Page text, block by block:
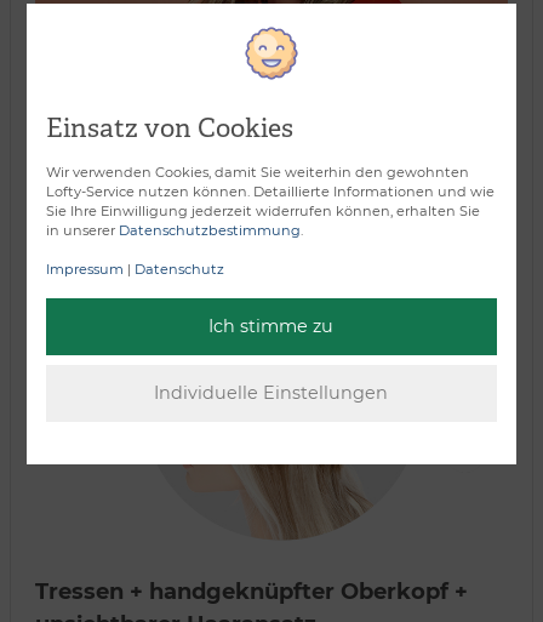
Verarbeitungsart:
Tressen + handgeknüpfter Oberkopf +
Einsatz von Cookies
Wir verwenden Cookies, damit Sie weiterhin den gewohnten
Lofty-Service nutzen können. Detaillierte Informationen und wie
Sie Ihre Einwilligung jederzeit widerrufen können, erhalten Sie
in unserer Datenschutzbestimmung.
Impressum | Datenschutz
Ich stimme zu